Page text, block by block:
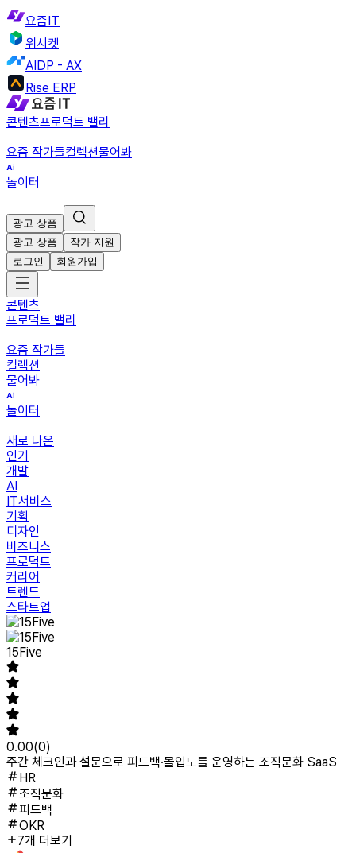
요즘IT
위시켓
AIDP - AX
Rise ERP
콘텐츠프로덕트 밸리
요즘 작가들컬렉션물어봐
놀이터
광고 상품
광고 상품
작가 지원
로그인
회원가입
콘텐츠
프로덕트 밸리
요즘 작가들
컬렉션
물어봐
놀이터
새로 나온
인기
개발
AI
IT서비스
기획
디자인
비즈니스
프로덕트
커리어
트렌드
스타트업
15Five
0.00(0)
주간 체크인과 설문으로 피드백·몰입도를 운영하는 조직문화 SaaS
HR
조직문화
피드백
OKR
7개 더보기